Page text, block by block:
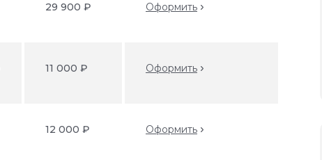
29 900 ₽ Оформить
11 000 ₽ Оформить
12 000 ₽ Оформить